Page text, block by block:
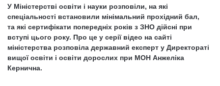
У Міністерстві освіти і науки розповіли, на які
спеціальності встановили мінімальний прохідний бал,
та які сертифікати попередніх років з ЗНО дійсні при
вступі цього року. Про це у серії відео на сайті
міністерства розповіла державний експерт у Директораті
вищої освіти і освіти дорослих при МОН Анжеліка
Кернична.